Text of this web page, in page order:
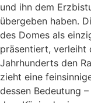
und ihn dem
übergeben haben.
des Domes als
präsentiert, verleiht
Jahrhunderts den
zieht eine
dessen Bedeutung